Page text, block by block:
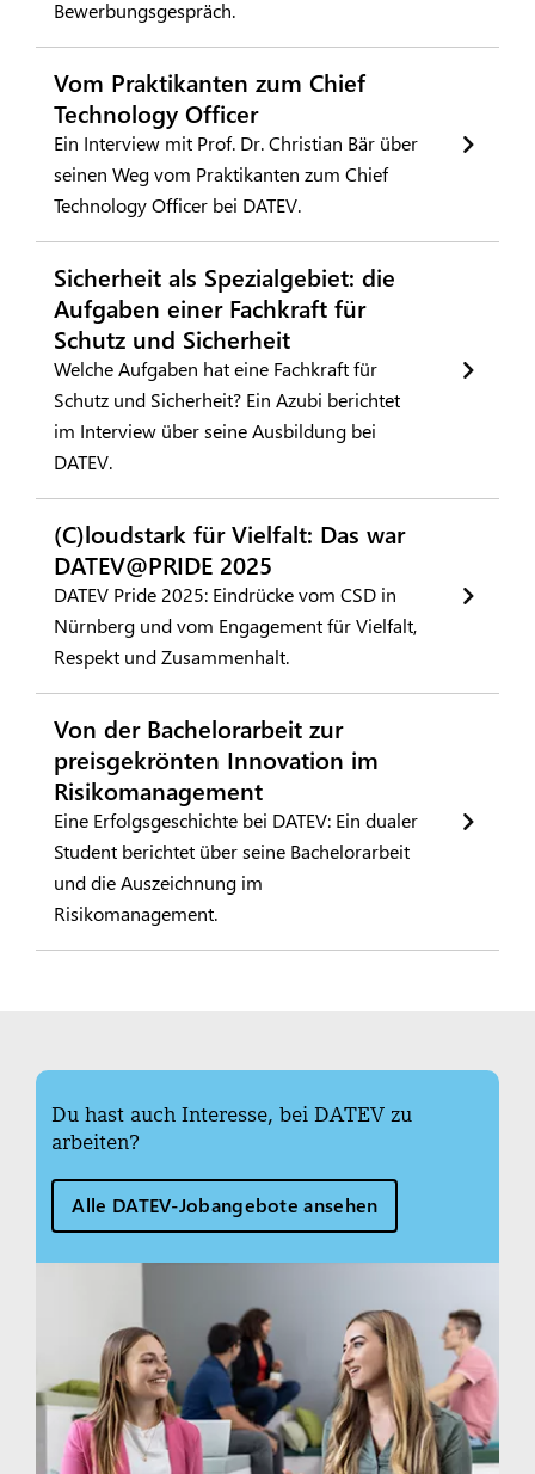
Bewerbungsgespräch.
Vom Praktikanten zum Chief
Technology Officer
Ein Interview mit Prof. Dr. Christian Bär über
seinen Weg vom Praktikanten zum Chief
Technology Officer bei DATEV.
Sicherheit als Spezialgebiet: die
Aufgaben einer Fachkraft für
Schutz und Sicherheit
Welche Aufgaben hat eine Fachkraft für
Schutz und Sicherheit? Ein Azubi berichtet
im Interview über seine Ausbildung bei
DATEV.
(C)loudstark für Vielfalt: Das war
DATEV@PRIDE 2025
DATEV Pride 2025: Eindrücke vom CSD in
Nürnberg und vom Engagement für Vielfalt,
Respekt und Zusammenhalt.
Von der Bachelorarbeit zur
preisgekrönten Innovation im
Risikomanagement
Eine Erfolgsgeschichte bei DATEV: Ein dualer
Student berichtet über seine Bachelorarbeit
und die Auszeichnung im
Risikomanagement.
Du hast auch Interesse, bei DATEV zu
arbeiten?
Alle DATEV-Jobangebote ansehen